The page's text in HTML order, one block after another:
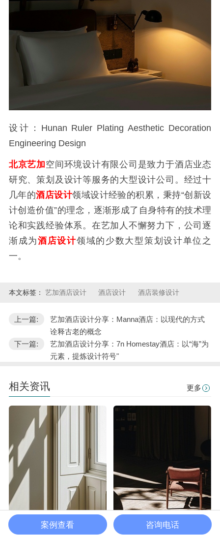
设计：Hunan Ruler Plating Aesthetic Decoration
Engineering Design
北京艺加空间环境设计有限公司是致力于酒店业态
研究、策划及设计等服务的大型设计公司。经过十
几年的酒店设计领域设计经验的积累，秉持“创新设
计创造价值”的理念，逐渐形成了自身特有的技术理
论和实践经验体系。在艺加人不懈努力下，公司逐
渐成为酒店设计领域的少数大型策划设计单位之
一。
本文标签： 艺加酒店设计 酒店设计 酒店装修设计
上一篇:
艺加酒店设计分享：Manna酒店：以现代的方式
诠释古老的概念
下一篇:
艺加酒店设计分享：7n Homestay酒店：以“海”为
元素，提炼设计符号"
相关资讯 更多
酒店设计 设计力量
案例查看 咨询电话